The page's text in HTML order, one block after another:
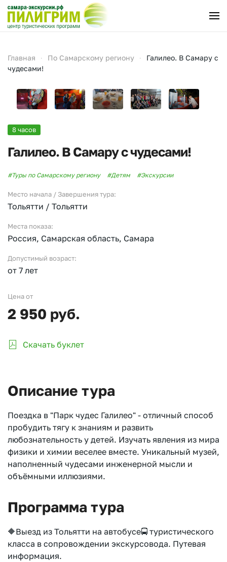
Перейти к содержимому
Главная По Самарскому региону
Галилео. В Самару с
чудесами!
8 часов
Галилео. В Самару с чудесами!
#Туры по Самарскому региону #Детям #Экскурсии
Место начала / Завершения тура:
Тольятти / Тольятти
Места показа:
Россия, Самарская область, Самара
Допустимый возраст:
от 7 лет
Цена от
2 950 руб.
Скачать буклет
Описание тура
Поездка в "Парк чудес Галилео" - отличный способ
пробудить тягу к знаниям и развить
любознательность у детей. Изучать явления из мира
физики и химии веселее вместе. Уникальный музей,
наполненный чудесами инженерной мысли и
объёмными иллюзиями.
Программа тура
🔶Выезд из Тольятти на автобусе🚍 туристического
класса в сопровождении экскурсовода. Путевая
информация.